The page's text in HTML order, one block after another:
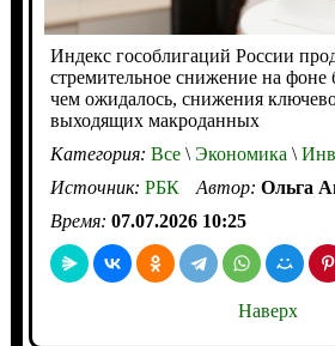
Индекс гособлигаций России
стремительное снижение на фоне
чем ожидалось, снижения
выходящих макроданных
Категория: Все\Экономика \
Источник: РБК Автор: Ольга
Время: 07.07.2026 10:25
Наверх